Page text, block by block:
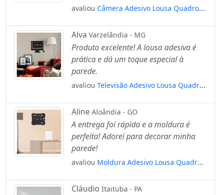
avaliou Câmera Adesivo Lousa Quadro
Mod:46
Alva Varzelândia - MG
Produto excelente! A lousa adesiva é
prática e dá um toque especial à
parede.
avaliou Televisão Adesivo Lousa Quadro
Mod:174
Aline Aloândia - GO
A entrega foi rápida e a moldura é
perfeita! Adorei para decorar minha
parede!
avaliou Moldura Adesivo Lousa Quadro
Mod:301
Cláudio Itaituba - PA